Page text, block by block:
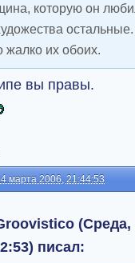
которую он
жалко их обоих.
вы правы.
марта 2006, 21:44:53
(Среда,
писал: